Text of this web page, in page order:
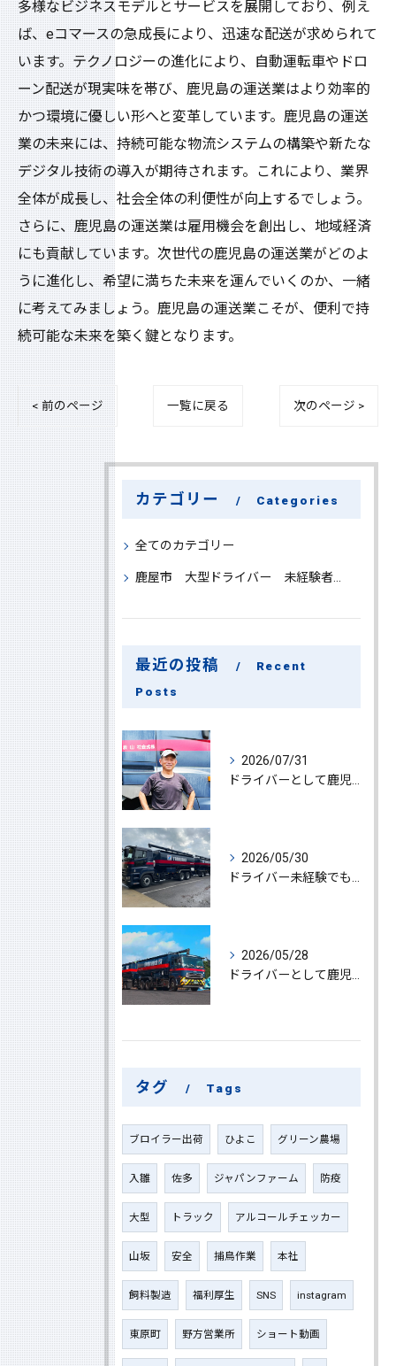
多様なビジネスモデルとサービスを展開しており、例え
ば、eコマースの急成長により、迅速な配送が求められて
います。テクノロジーの進化により、自動運転車やドロ
ーン配送が現実味を帯び、鹿児島の運送業はより効率的
かつ環境に優しい形へと変革しています。鹿児島の運送
業の未来には、持続可能な物流システムの構築や新たな
デジタル技術の導入が期待されます。これにより、業界
全体が成長し、社会全体の利便性が向上するでしょう。
さらに、鹿児島の運送業は雇用機会を創出し、地域経済
にも貢献しています。次世代の鹿児島の運送業がどのよ
うに進化し、希望に満ちた未来を運んでいくのか、一緒
に考えてみましょう。鹿児島の運送業こそが、便利で持
続可能な未来を築く鍵となります。
< 前のページ 一覧に戻る 次のページ >
カテゴリー Categories
全てのカテゴリー
鹿屋市 大型ドライバー 未経験者 大募集
最近の投稿
Recent
Posts
2026/07/31
2026/05/30
2026/05/28
タグ Tags
ブロイラー出荷 ひよこ グリーン農場
入雛 佐多 ジャパンファーム 防疫
大型 トラック アルコールチェッカー
山坂 安全 捕鳥作業 本社
飼料製造 福利厚生 SNS instagram
東原町 野方営業所 ショート動画